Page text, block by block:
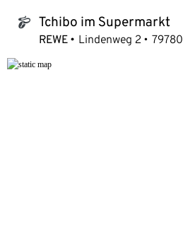
tchibo_logo Tchibo im Supermarkt
REWE Lindenweg 2 79780